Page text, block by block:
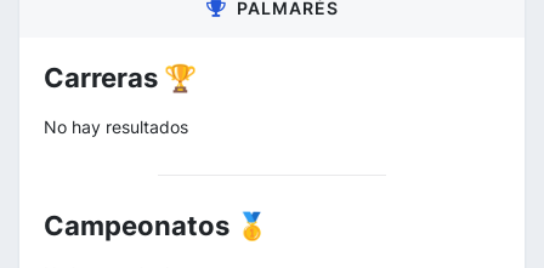
PALMARÉS
Carreras 🏆
No hay resultados
Campeonatos 🥇